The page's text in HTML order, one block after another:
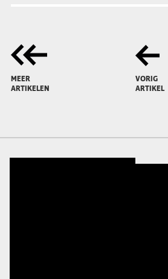
MEER
ARTIKELEN
VORIG
ARTIKEL